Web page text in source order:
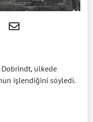
Dobrindt, ülkede
işlendiğini söyledi.